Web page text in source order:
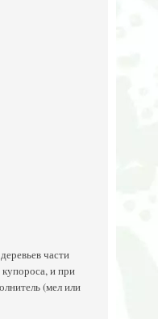
части
и при
(мел или